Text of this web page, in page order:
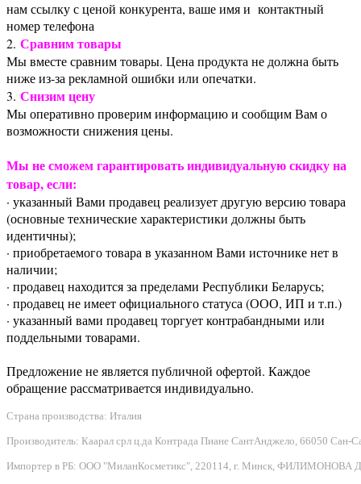
нам ссылку с ценой конкурента, ваше имя и контактный
номер телефона
2. Сравним товары
Мы вместе сравним товары. Цена продукта не должна быть
ниже из-за рекламной ошибки или опечатки.
3. Снизим цену
Мы оперативно проверим информацию и сообщим Вам о
возможности снижения цены.
Мы не сможем гарантировать индивидуальную скидку на
товар, если:
· указанный Вами продавец реализует другую версию товара
(основные технические характеристики должны быть
идентичны);
· приобретаемого товара в указанном Вами источнике нет в
наличии;
· продавец находится за пределами Республики Беларусь;
· продавец не имеет официального статуса (ООО, ИП и т.п.)
· указанный вами продавец торгует контрабандными или
поддельными товарами.
Предложение не является публичной офертой. Каждое
обращение рассматривается индивидуально.
Страна производства: Италия
Производитель: Каарал срл ц.да Контрада Пиане СантАнджело, 66050 Сан-
Импортер в РБ: ООО "МиланКосметикс", 220114, г. Минск, ФИЛИМОНОВА